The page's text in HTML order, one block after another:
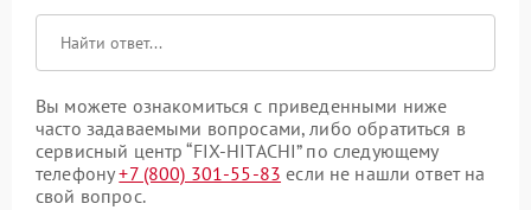
Вы можете ознакомиться с приведенными ниже
часто задаваемыми вопросами, либо обратиться в
сервисный центр “FIX-HITACHI” по следующему
телефону+7 (800) 301-55-83 если не нашли ответ на
свой вопрос.